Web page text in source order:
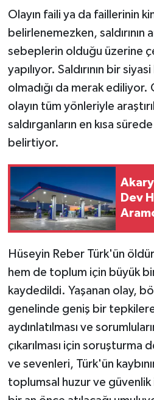
Olayın faili ya da faillerinin
belirlenemezken, saldırının
sebeplerin olduğu üzerine
yapılıyor. Saldırının bir
olmadığı da merak ediliyor.
olayın tüm yönleriyle
saldırganların en kısa
belirtiyor.
Dev
Hüseyin Reber Türk'ün
hem de toplum için büyük
kaydedildi. Yaşanan olay,
genelinde geniş bir
aydınlatılması ve
çıkarılması için soruşturma
ve sevenleri, Türk'ün
toplumsal huzur ve güvenlik